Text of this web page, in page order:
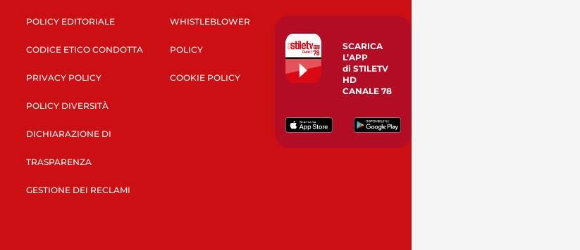
POLICY EDITORIALE
CODICE ETICO CONDOTTA
PRIVACY POLICY
POLICY DIVERSITÀ
DICHIARAZIONE DI
TRASPARENZA
GESTIONE DEI RECLAMI
WHISTLEBLOWER
POLICY
COOKIE POLICY
SCARICA
L’APP
di STILETV
HD
CANALE 78